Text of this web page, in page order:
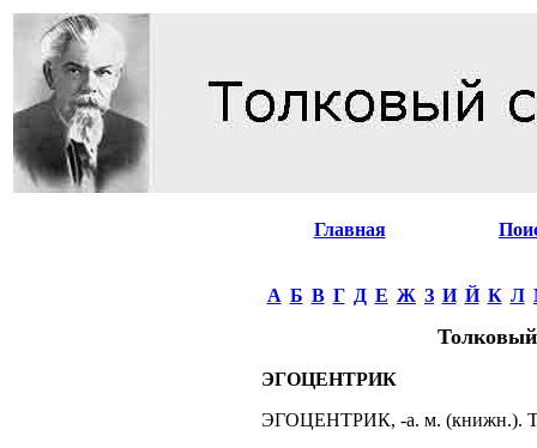
Главная
А Б В Г Д Е Ж З И Й К Л
ЭГОЦЕНТРИК
ЭГОЦЕНТРИК, -а. м. (книжн.). То